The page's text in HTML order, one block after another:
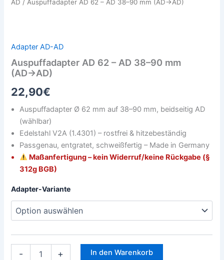
AD / Auspuffadapter AD 62 – AD 38–90 mm (AD→AD)
Adapter AD-AD
Auspuffadapter AD 62 – AD 38–90 mm
(AD→AD)
22,90€
Auspuffadapter Ø 62 mm auf 38–90 mm, beidseitig AD
(wählbar)
Edelstahl V2A (1.4301) – rostfrei & hitzebeständig
Passgenau, entgratet, schweißfertig – Made in Germany
Maßanfertigung – kein Widerruf/keine Rückgabe (§
312g BGB)
Adapter-Variante
- + In den Warenkorb